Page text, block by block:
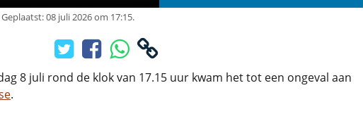
Geplaatst: 08 juli 2026 om 17:15.
8 juli rond de klok van 17.15 uur kwam het tot een ongeval aan
.